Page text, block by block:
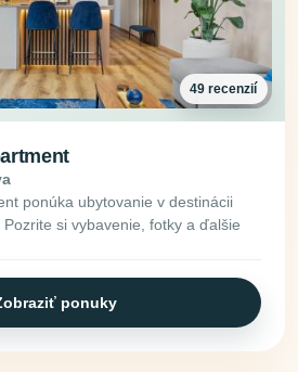
49 recenzií
ponúka ubytovanie v destinácii
si vybavenie, fotky a ďalšie
ponuky